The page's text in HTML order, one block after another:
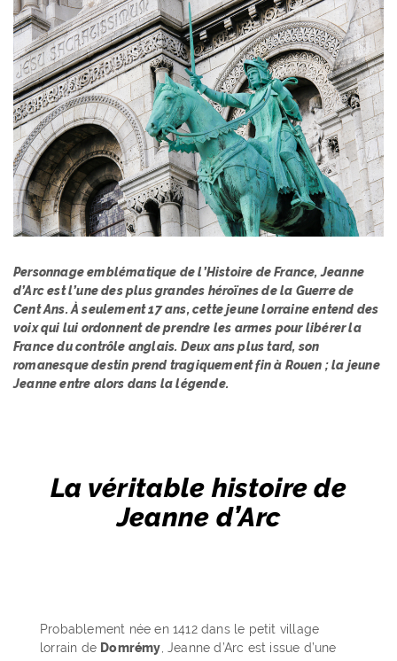
Personnage emblématique de l’Histoire de France, Jeanne
d’Arc est l’une des plus grandes héroïnes de la Guerre de
Cent Ans. À seulement 17 ans, cette jeune lorraine entend des
voix qui lui ordonnent de prendre les armes pour libérer la
France du contrôle anglais. Deux ans plus tard, son
romanesque destin prend tragiquement fin à Rouen ; la jeune
Jeanne entre alors dans la légende.
La véritable histoire de
Jeanne d’Arc
Probablement née en 1412 dans le petit village
lorrain de Domrémy , Jeanne d’Arc est issue d’une